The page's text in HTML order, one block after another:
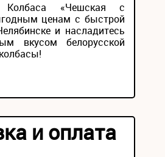
Колбаса «Чешская с
ценам с быстрой
и насладитесь
вкусом белорусской
и оплата